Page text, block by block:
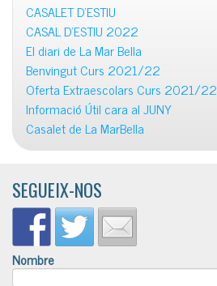
CASALET D’ESTIU
CASAL D’ESTIU 2022
El diari de La Mar Bella
Benvingut Curs 2021/22
Oferta Extraescolars Curs 2021/22
Informació Útil cara al JUNY
Casalet de La MarBella
SEGUEIX-NOS
Nombre